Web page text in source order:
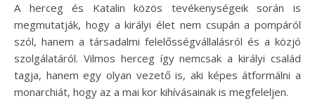
A herceg és Katalin közös tevékenységeik során is
megmutatják, hogy a királyi élet nem csupán a pompáról
szól, hanem a társadalmi felelősségvállalásról és a közjó
szolgálatáról. Vilmos herceg így nemcsak a királyi család
tagja, hanem egy olyan vezető is, aki képes átformálni a
monarchiát, hogy az a mai kor kihívásainak is megfeleljen.